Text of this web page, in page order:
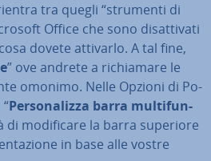
tra quegli “strumenti di
Office che sono di­sat­ti­va­ti
dovete attivarlo. A tal fine,
” ove andrete a ri­chia­ma­re le
omonimo. Nelle Opzioni di Po­
Per­so­na­liz­za barra mul­ti­fun­
di mo­di­fi­ca­re la barra superiore
in base alle vostre